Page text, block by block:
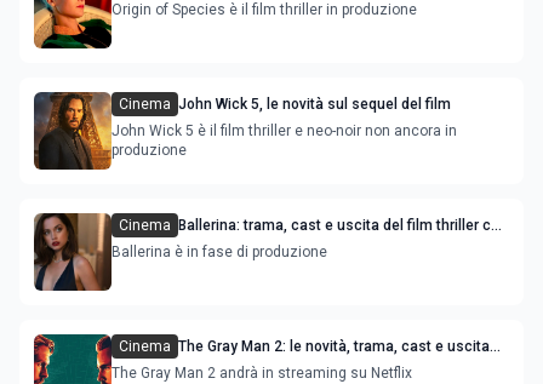
Origin of Species è il film thriller in produzione
Cinema John Wick 5, le novità sul sequel del film
John Wick 5 è il film thriller e neo-noir non ancora in
produzione
Cinema
Ballerina: trama, cast e uscita del film thriller con
Ana de Armas e Keanu Reeves
Ballerina è in fase di produzione
Cinema The Gray Man 2: le novità, trama, cast e uscita
del film
The Gray Man 2 andrà in streaming su Netflix